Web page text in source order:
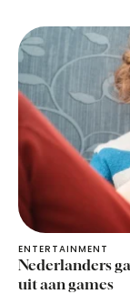
ENTERTAINMENT
Nederlanders
uit aan games